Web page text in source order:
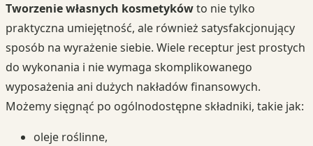
Tworzenie własnych kosmetykówto nie tylko
praktyczna umiejętność, ale również satysfakcjonujący
sposób na wyrażenie siebie. Wiele receptur jest prostych
do wykonania i nie wymaga skomplikowanego
wyposażenia ani dużych nakładów finansowych.
Możemy sięgnąć po ogólnodostępne składniki, takie jak:
oleje roślinne,